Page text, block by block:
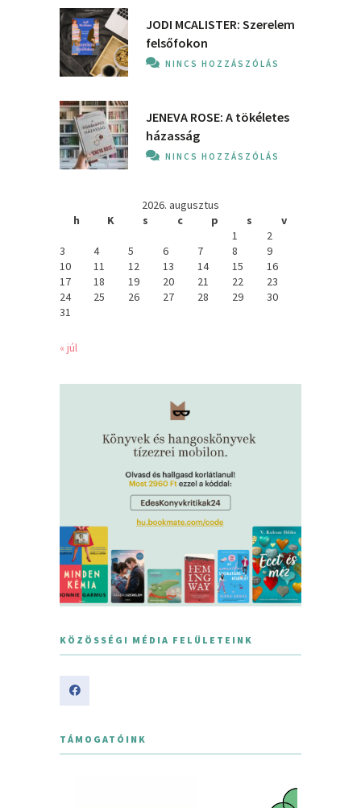
JODI MCALISTER: Szerelem
felsőfokon
NINCS HOZZÁSZÓLÁS
JENEVA ROSE: A ​tökéletes
házasság
NINCS HOZZÁSZÓLÁS
2026. augusztus
h
K s c p s
v
1
2
3
4 5 6 7 8
9
10
11 12 13 14 15
16
17
18 19 20 21 22
23
24
25 26 27 28 29
30
31
« júl
KÖZÖSSÉGI MÉDIA FELÜLETEINK
TÁMOGATÓINK